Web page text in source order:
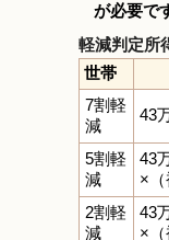
が必要で
軽減判定所
世帯
7割軽
減
43
5割軽
減
43
×（
2割軽
減
43
×（